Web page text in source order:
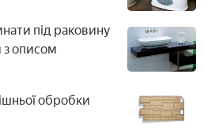
під раковину
описом
обробки